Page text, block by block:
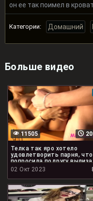
он ее так поимел в
Категории: Домашний
Больше видео
11505
Телка так яро хотело
удовлетворить парня, что
попросила подругу
его жопу
02 Окт 2023